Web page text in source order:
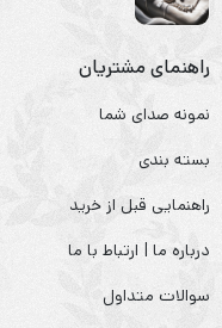
راهنمای مشتریان
نمونه صدای شما
بسته بندی
راهنمایی قبل از خرید
درباره ما | ارتباط با ما
سوالات متداول